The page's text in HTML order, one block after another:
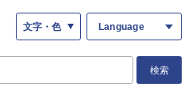
文字・色 Language
検索